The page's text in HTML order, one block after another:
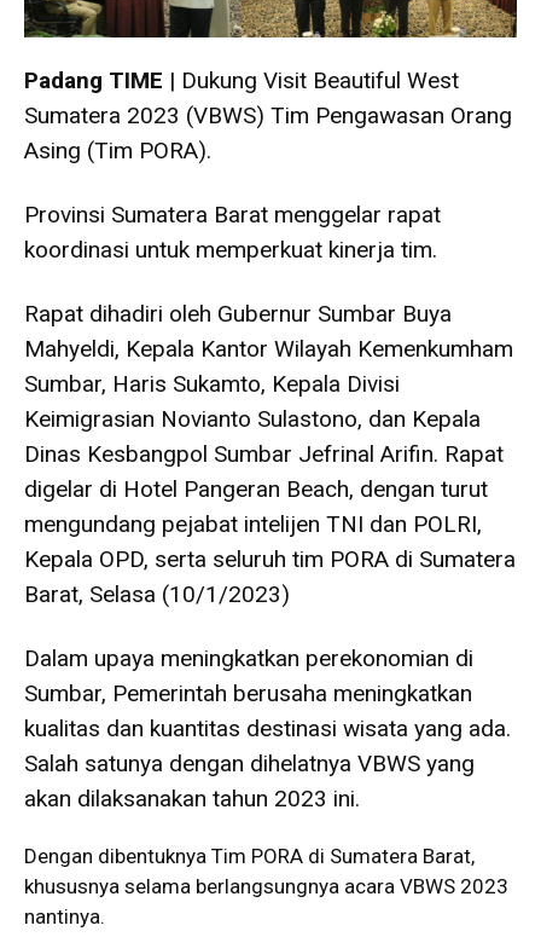
Padang TIME | Dukung Visit Beautiful West
Sumatera 2023 (VBWS) Tim Pengawasan Orang
Asing (Tim PORA).
Provinsi Sumatera Barat menggelar rapat
koordinasi untuk memperkuat kinerja tim.
Rapat dihadiri oleh Gubernur Sumbar Buya
Mahyeldi, Kepala Kantor Wilayah Kemenkumham
Sumbar, Haris Sukamto, Kepala Divisi
Keimigrasian Novianto Sulastono, dan Kepala
Dinas Kesbangpol Sumbar Jefrinal Arifin. Rapat
digelar di Hotel Pangeran Beach, dengan turut
mengundang pejabat intelijen TNI dan POLRI,
Kepala OPD, serta seluruh tim PORA di Sumatera
Barat, Selasa (10/1/2023)
Dalam upaya meningkatkan perekonomian di
Sumbar, Pemerintah berusaha meningkatkan
kualitas dan kuantitas destinasi wisata yang ada.
Salah satunya dengan dihelatnya VBWS yang
akan dilaksanakan tahun 2023 ini.
Dengan dibentuknya Tim PORA di Sumatera Barat,
khususnya selama berlangsungnya acara VBWS 2023
nantinya.